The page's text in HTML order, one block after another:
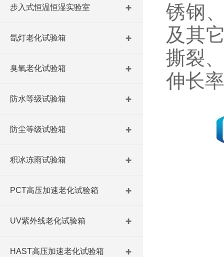
步入式恒温恒湿实验室
氙灯老化试验箱
臭氧老化试验箱
防水等级试验箱
防尘等级试验箱
积冰冻雨试验箱
PCT高压加速老化试验箱
UV紫外线老化试验箱
HAST高压加速老化试验箱
锈钢
及其
撕裂
伸长